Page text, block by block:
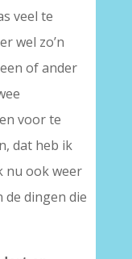
veel te
wel zo’n
of ander
voor te
dat heb ik
nu ook weer
de dingen die